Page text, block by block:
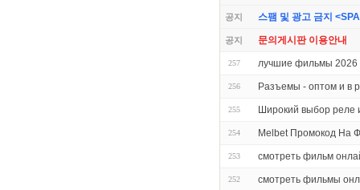
공지 스팸 및 광고 금지
공지 문의게시판 이용안내
257 лучшие фильмы 2026
256 Разъемы - оптом и в
255 Широкий выбор реле
254 Melbet Промокод На
253 смотреть фильм
252 смотреть фильмы